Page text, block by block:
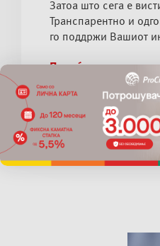
Затоа што сега е
Транспарентно и
го поддржи Вашиот
Повеќе